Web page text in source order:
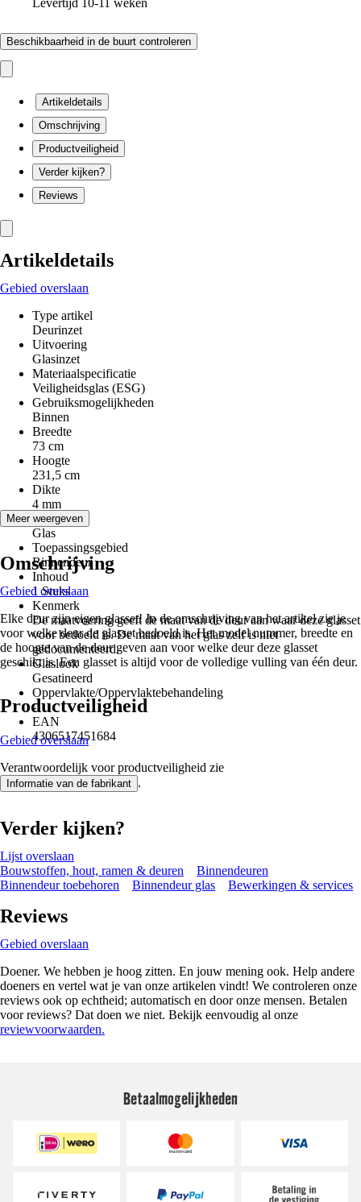
Levertijd 10-11 weken
Beschikbaarheid in de buurt controleren
Artikeldetails
Omschrijving
Productveiligheid
Verder kijken?
Reviews
Artikeldetails
Gebied overslaan
Type artikel
Deurinzet
Uitvoering
Glasinzet
Materiaalspecificatie
Veiligheidsglas (ESG)
Gebruiksmogelijkheden
Binnen
Breedte
73 cm
Hoogte
231,5 cm
Dikte
4 mm
Materiaal
Glas
Toepassingsgebied
Binnendeur
Inhoud
1 Stuks
Kenmerk
De maatvoering geeft de maat van de deur aan waar deze glasset
voor bedoeld is. De maat van het glas zelf is niet
gedocumenteerd.
Glaslook
Gesatineerd
Oppervlakte/Oppervlaktebehandeling
-
EAN
4306517451684
Meer weergeven
Omschrijving
Gebied overslaan
Elke deur zijn eigen glasset! In de omschrijving van het artikel zie je
voor welke deur de glasset bedoeld is. Het model nummer, breedte en
de hoogte van de deur geven aan voor welke deur deze glasset
geschikt is. Een glasset is altijd voor de volledige vulling van één deur.
Productveiligheid
Gebied overslaan
Verantwoordelijk voor productveiligheid zie
Informatie van de fabrikant .
Verder kijken?
Lijst overslaan
Bouwstoffen, hout, ramen & deuren
Binnendeuren
Binnendeur toebehoren
Binnendeur glas Bewerkingen & services
Reviews
Gebied overslaan
Doener. We hebben je hoog zitten. En jouw mening ook. Help andere
doeners en vertel wat je van onze artikelen vindt! We controleren onze
reviews ook op echtheid; automatisch en door onze mensen. Betalen
voor reviews? Dat doen we niet. Bekijk eenvoudig al onze
reviewvoorwaarden.
Betaalmogelijkheden